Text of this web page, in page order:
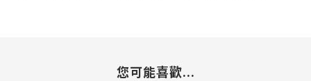
您可能喜歡...